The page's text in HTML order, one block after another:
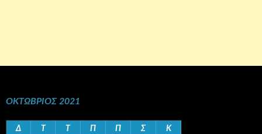
ΟΚΤΏΒΡΙΟΣ 2021
Δ Τ Τ Π Π Σ Κ